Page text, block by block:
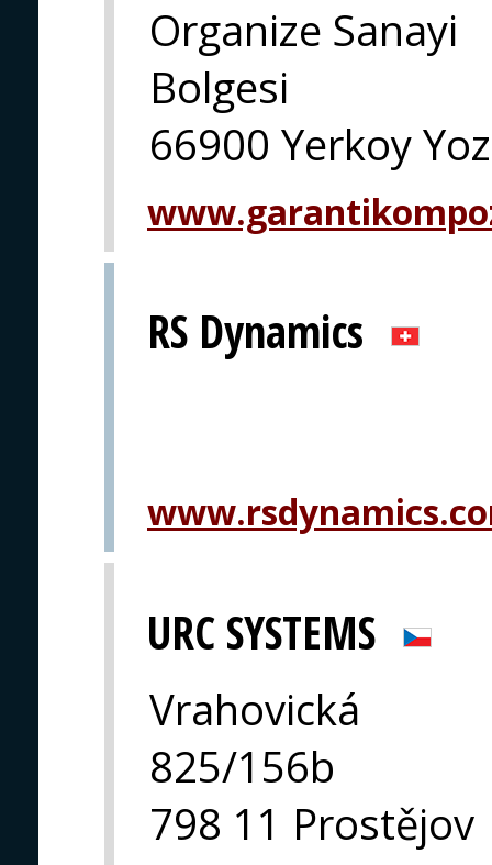
Organize Sanayi
Bolgesi
66900 Yerkoy
RS Dynamics
URC SYSTEMS
Vrahovická
825/156b
798 11 Prostějov